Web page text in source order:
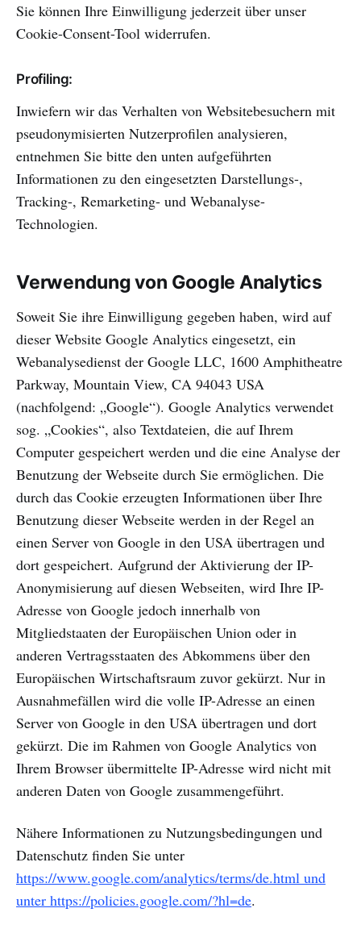
Sie können Ihre Einwilligung jederzeit über unser
Cookie-Consent-Tool widerrufen.
Profiling:
Inwiefern wir das Verhalten von Websitebesuchern mit
pseudonymisierten Nutzerprofilen analysieren,
entnehmen Sie bitte den unten aufgeführten
Informationen zu den eingesetzten Darstellungs-,
Tracking-, Remarketing- und Webanalyse-
Technologien.
Verwendung von Google Analytics
Soweit Sie ihre Einwilligung gegeben haben, wird auf
dieser Website Google Analytics eingesetzt, ein
Webanalysedienst der Google LLC, 1600 Amphitheatre
Parkway, Mountain View, CA 94043 USA
(nachfolgend: „Google“). Google Analytics verwendet
sog. „Cookies“, also Textdateien, die auf Ihrem
Computer gespeichert werden und die eine Analyse der
Benutzung der Webseite durch Sie ermöglichen. Die
durch das Cookie erzeugten Informationen über Ihre
Benutzung dieser Webseite werden in der Regel an
einen Server von Google in den USA übertragen und
dort gespeichert. Aufgrund der Aktivierung der IP-
Anonymisierung auf diesen Webseiten, wird Ihre IP-
Adresse von Google jedoch innerhalb von
Mitgliedstaaten der Europäischen Union oder in
anderen Vertragsstaaten des Abkommens über den
Europäischen Wirtschaftsraum zuvor gekürzt. Nur in
Ausnahmefällen wird die volle IP-Adresse an einen
Server von Google in den USA übertragen und dort
gekürzt. Die im Rahmen von Google Analytics von
Ihrem Browser übermittelte IP-Adresse wird nicht mit
anderen Daten von Google zusammengeführt.
Nähere Informationen zu Nutzungsbedingungen und
Datenschutz finden Sie unter
https://www.google.com/analytics/terms/de.html und
unter https://policies.google.com/?hl=de.